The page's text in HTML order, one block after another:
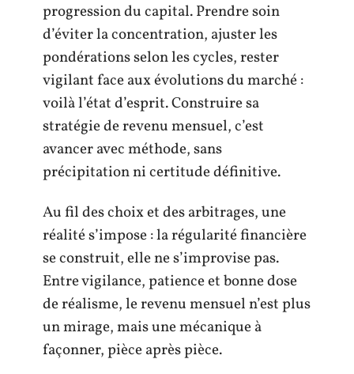
progression du capital. Prendre soin
d’éviter la concentration, ajuster les
pondérations selon les cycles, rester
vigilant face aux évolutions du marché :
voilà l’état d’esprit. Construire sa
stratégie de revenu mensuel, c’est
avancer avec méthode, sans
précipitation ni certitude définitive.
Au fil des choix et des arbitrages, une
réalité s’impose : la régularité financière
se construit, elle ne s’improvise pas.
Entre vigilance, patience et bonne dose
de réalisme, le revenu mensuel n’est plus
un mirage, mais une mécanique à
façonner, pièce après pièce.